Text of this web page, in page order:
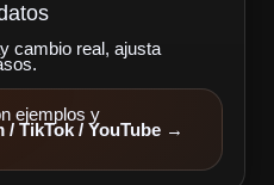
cambio real, ajusta
ejemplos y
/ TikTok / YouTube →